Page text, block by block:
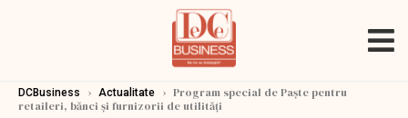
DCBusiness › Actualitate › Program special de Paște pentru
retaileri, bănci și furnizorii de utilități